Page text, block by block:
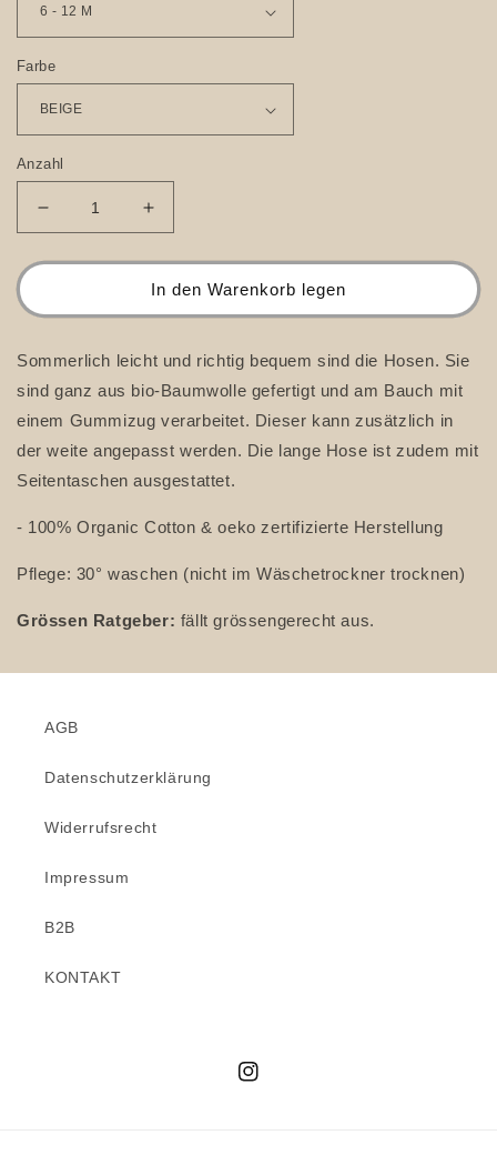
Farbe
Anzahl
Verringere
die
Menge
Musselin
Hose
Lang
Erhöhe
die
Menge
für
Musselin
Hose
Lang
In den Warenkorb legen
Sommerlich leicht und richtig bequem sind die Hosen. Sie
sind ganz aus bio-Baumwolle gefertigt und am Bauch mit
einem Gummizug verarbeitet. Dieser kann zusätzlich in
der weite angepasst werden. Die lange Hose ist zudem mit
Seitentaschen ausgestattet.
- 100% Organic Cotton & oeko zertifizierte Herstellung
Pflege: 30° waschen (nicht im Wäschetrockner trocknen)
Grössen Ratgeber: fällt grössengerecht aus.
AGB
Datenschutzerklärung
Widerrufsrecht
Impressum
B2B
KONTAKT
Instagram